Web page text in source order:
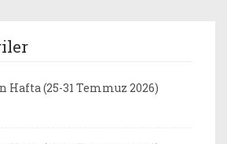
Hafta (25-31 Temmuz 2026)